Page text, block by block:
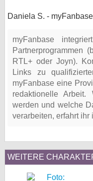
Daniela S. - myFanbase
myFanbase
Partnerprogrammen
RTL+ oder Joyn).
Links zu
myFanbase eine
redaktionelle
werden und welche
verarbeiten, erfahrt ihr
WEITERE